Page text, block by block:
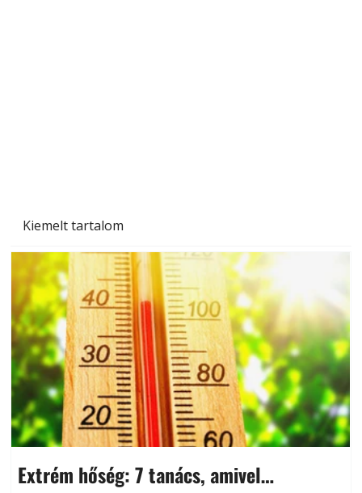
Kiemelt tartalom
Extrém hőség: 7 tanács, amivel